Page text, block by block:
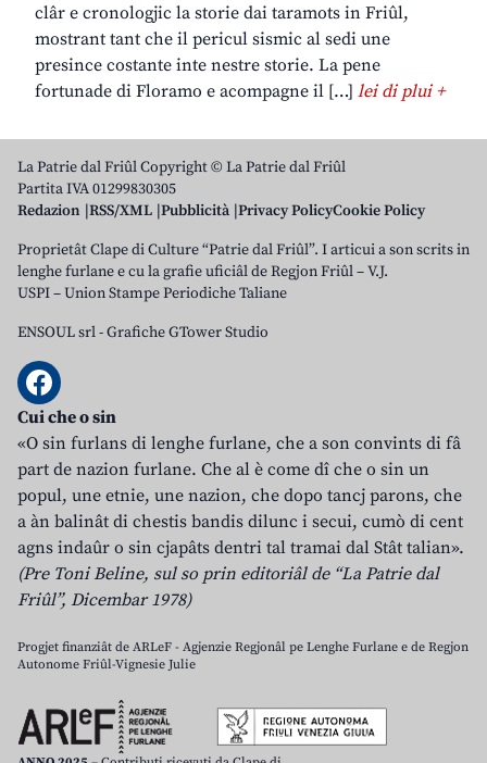
clâr e cronologjic la storie dai taramots in Friûl,
mostrant tant che il pericul sismic al sedi une
presince costante inte nestre storie. La pene
fortunade di Floramo e acompagne il […] lei di plui +
La Patrie dal Friûl Copyright © La Patrie dal Friûl
Partita IVA 01299830305
Redazion RSS/XML Pubblicità Privacy PolicyCookie Policy
Proprietât Clape di Culture “Patrie dal Friûl”. I articui a son scrits in
lenghe furlane e cu la grafie uficiâl de Regjon Friûl – V.J.
USPI – Union Stampe Periodiche Taliane
ENSOUL srl-Grafiche GTower Studio
Cui che o sin
«O sin furlans di lenghe furlane, che a son convints di fâ
part de nazion furlane. Che al è come dî che o sin un
popul, une etnie, une nazion, che dopo tancj parons, che
a àn balinât di chestis bandis dilunc i secui, cumò di cent
agns indaûr o sin cjapâts dentri tal tramai dal Stât talian».
(Pre Toni Beline, sul so prin editoriâl de “La Patrie dal
Friûl”, Dicembar 1978)
Progjet finanziât de ARLeF - Agjenzie Regjonâl pe Lenghe Furlane e de Regjon
Autonome Friûl-Vignesie Julie